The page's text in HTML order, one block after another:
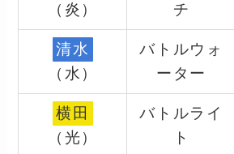
（炎）
チ
清水
（水）
バトルウォ
ーター
横田
（光）
バトルライ
ト